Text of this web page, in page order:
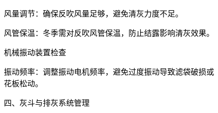
风量调节：确保反吹风量足够，避免清灰力度不足。
风管保温：冬季需对反吹风管保温，防止结露影响清灰效果。
机械振动装置检查
振动频率：调整振动电机频率，避免过度振动导致滤袋破损或
花板松动。
四、灰斗与排灰系统管理